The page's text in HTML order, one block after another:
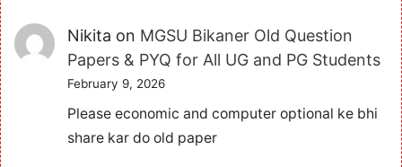
Nikita on MGSU Bikaner Old Question
Papers & PYQ for All UG and PG Students
February 9, 2026
Please economic and computer optional ke bhi
share kar do old paper